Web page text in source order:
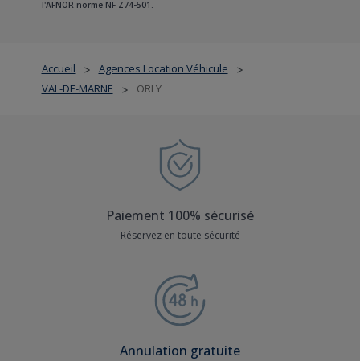
Accueil > Agences Location Véhicule >
VAL-DE-MARNE > ORLY
l'AFNOR norme NF Z74-501.
Paiement 100% sécurisé
Réservez en toute sécurité
Annulation gratuite